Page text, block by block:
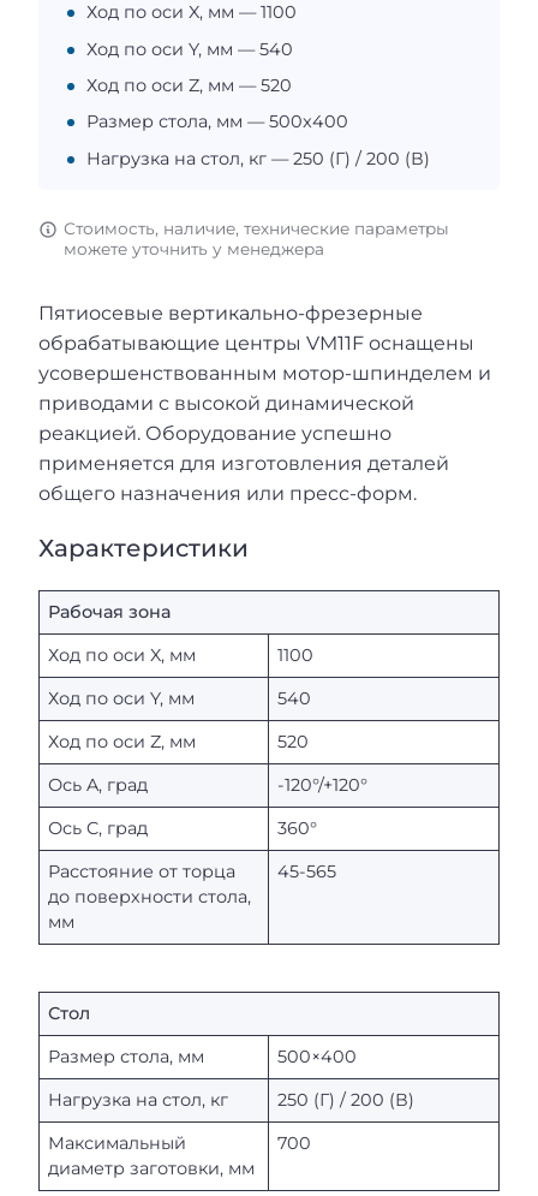
Ход по оси X, мм — 1100
Ход по оси Y, мм — 540
Ход по оси Z, мм — 520
Размер стола, мм — 500x400
Нагрузка на стол, кг — 250 (Г) / 200 (В)
Стоимость, наличие, технические параметры
можете уточнить у менеджера
Пятиосевые вертикально-фрезерные
обрабатывающие центры VM11F оснащены
усовершенствованным мотор-шпинделем и
приводами с высокой динамической
реакцией. Оборудование успешно
применяется для изготовления деталей
общего назначения или пресс-форм.
Характеристики
Рабочая зона
Ход по оси X, мм
1100
Ход по оси Y, мм
540
Ход по оси Z, мм
520
Ось A, град
-120°/+120°
Ось C, град
360°
Расстояние от торца
до поверхности стола,
мм
45-565
Стол
Размер стола, мм
500×400
Нагрузка на стол, кг
250 (Г) / 200 (В)
Максимальный
диаметр заготовки, мм
700